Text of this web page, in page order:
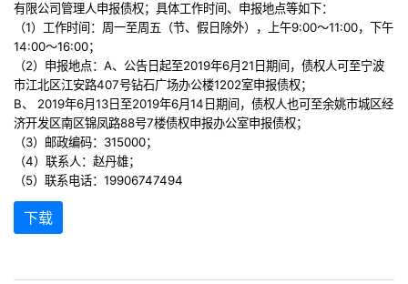
有限公司管理人申报债权；具体工作时间、申报地点等如下：
（1）工作时间：周一至周五（节、假日除外），上午9:00～11:00，下午
14:00～16:00；
（2）申报地点：A、公告日起至2019年6月21日期间，债权人可至宁波
市江北区江安路407号钻石广场办公楼1202室申报债权；
B、 2019年6月13日至2019年6月14日期间，债权人也可至余姚市城区经
济开发区南区锦凤路88号7楼债权申报办公室申报债权；
（3）邮政编码：315000；
（4）联系人：赵丹雄；
（5）联系电话：19906747494
下载